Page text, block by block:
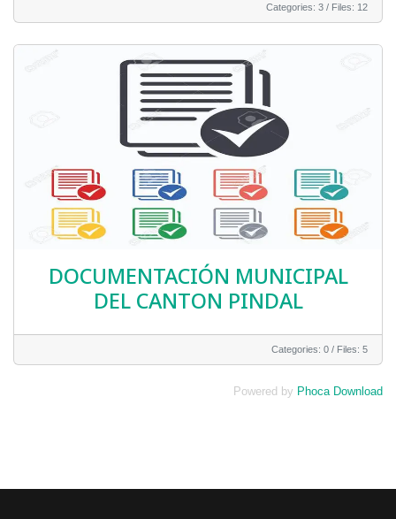
Categories: 3 / Files: 12
DOCUMENTACIÓN MUNICIPAL
DEL CANTON PINDAL
Categories: 0 / Files: 5
Powered by Phoca Download